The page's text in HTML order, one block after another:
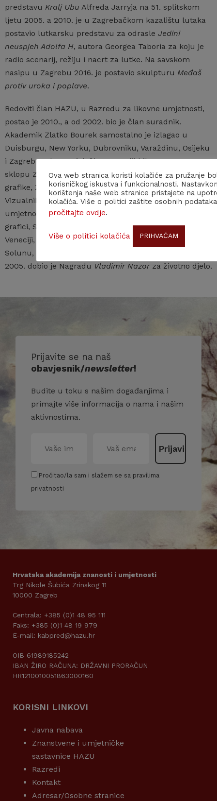
predstavu Kralj Ubu Alfreda Jarryja na 51. splitskom
ljetu 2005. a 2010. je u Zagrebačkom kazalištu lutaka
postavio lutkarsku predstavu za odrasle Jedini
neuspjeh Adolfa H, autora Georgea Taboria za koju je
radio scenarij, režiju i nacrt za lutke. Na savskom
nasipu u Zagrebu 2016. je postavio skulpturu Međaš
protiv uroka i poplave.
Redoviti član HAZU, u Razredu za likovne umjetnosti,
postao je 2010., a od 2002. bio je član suradnik.
Akademik Zlatko Bourek samostalno je izlagao u
Duisburgu, New Yorku, Dubrovniku, Varaždinu, Osijeku
i Zagrebu. Skupne izložbe u zemlji bile su mu u
sklopu Zagrebačkog trijenala, Izložbe jugoslavenske
grafike, Zagrebačke izložbe jugoslavenskog crteža,
Vizualnih komunikacija, Nadrealizma i hrvatske likovne
umjetnosti, Erotike u hrvatskom slikarstvu, crtežu i
grafici, Salona u Rijeci, a u inozemstvu u Aleksandriji,
Veneciji, Budimpešti, Tokiju, Wiesbadenu, Rimu, Ateni,
Solunu, Caracasu i St. Poeltenu te na Kubi. Godine
2005. dobio je Nagradu Vladimir Nazorza životno djelo.
Prijavite se na naš
obavjesnik/newsletter!
Budite u toku s našim događanjima i
primajte više informacija o nama i našim
aktivnostima.
Pročitao/la sam i slažem se sa pravilima
privatnosti
Hrvatska akademija znanosti i umjetnosti
Trg Nikole Šubića Zrinskog 11
10000 Zagreb
Centrala: +385 (0)1 48 95 111
Faks: +385 (0)1 48 19 979
E-mail: kabpred@hazu.hr
OIB 61989185242
IBAN ŽIRO RAČUNA: DRŽAVNI PRORAČUN
HR1210010051863000160
KORISNI LINKOVI
Javna nabava
Znanstvene i umjetničke
sastavnice HAZU
Razredi
Kontakt
Adresar/Osobne stranice
Ova web stranica koristi kolačiće za pružanje
korisničkog iskustva i funkcionalnosti.
korištenja naše web stranice pristajete na
kolačića. Više o politici zaštite osobnih podataka
pročitajte ovdje.
Više o politici kolačića PRIHVAĆAM